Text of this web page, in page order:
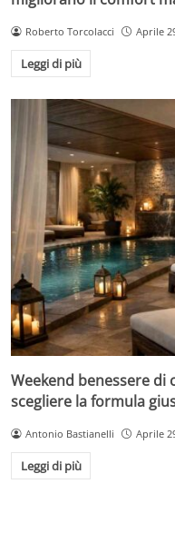
Roberto Torcolacci Aprile
Leggi di più
Weekend benessere di
scegliere la formula
Antonio Bastianelli Aprile
Leggi di più